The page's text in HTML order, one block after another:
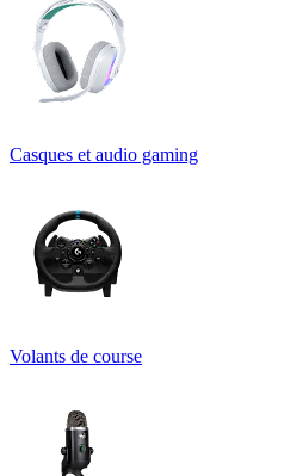
Casques et audio gaming
Volants de course